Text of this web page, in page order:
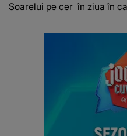
Soarelui pe cer în ziua în